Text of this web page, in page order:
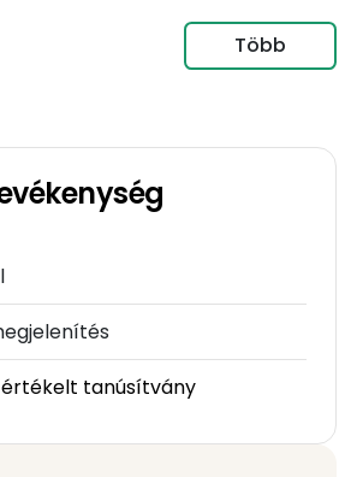
Több
tanúsítvány